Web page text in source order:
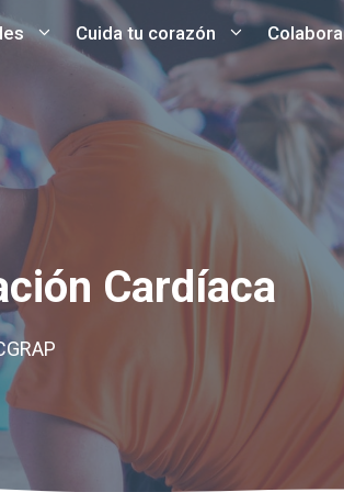
Cuida tu corazón Colabora
Cardíaca